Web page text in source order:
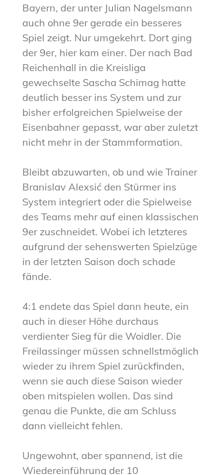
Bayern, der unter Julian Nagelsmann
auch ohne 9er gerade ein besseres
Spiel zeigt. Nur umgekehrt. Dort ging
der 9er, hier kam einer. Der nach Bad
Reichenhall in die Kreisliga
gewechselte Sascha Schimag hatte
deutlich besser ins System und zur
bisher erfolgreichen Spielweise der
Eisenbahner gepasst, war aber zuletzt
nicht mehr in der Stammformation.
Bleibt abzuwarten, ob und wie Trainer
Branislav Alexsić den Stürmer ins
System integriert oder die Spielweise
des Teams mehr auf einen klassischen
9er zuschneidet. Wobei ich letzteres
aufgrund der sehenswerten Spielzüge
in der letzten Saison doch schade
fände.
4:1 endete das Spiel dann heute, ein
auch in dieser Höhe durchaus
verdienter Sieg für die Woidler. Die
Freilassinger müssen schnellstmöglich
wieder zu ihrem Spiel zurückfinden,
wenn sie auch diese Saison wieder
oben mitspielen wollen. Das sind
genau die Punkte, die am Schluss
dann vielleicht fehlen.
Ungewohnt, aber spannend, ist die
Wiedereinführung der 10